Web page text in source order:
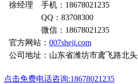
徐经理 手机：18678021235
QQ：83708300
微信：18678021235
官方网站： 007sheji.com
公司地址：山东省潍坊市鸢飞路北头
点击免费电话咨询:18678021235